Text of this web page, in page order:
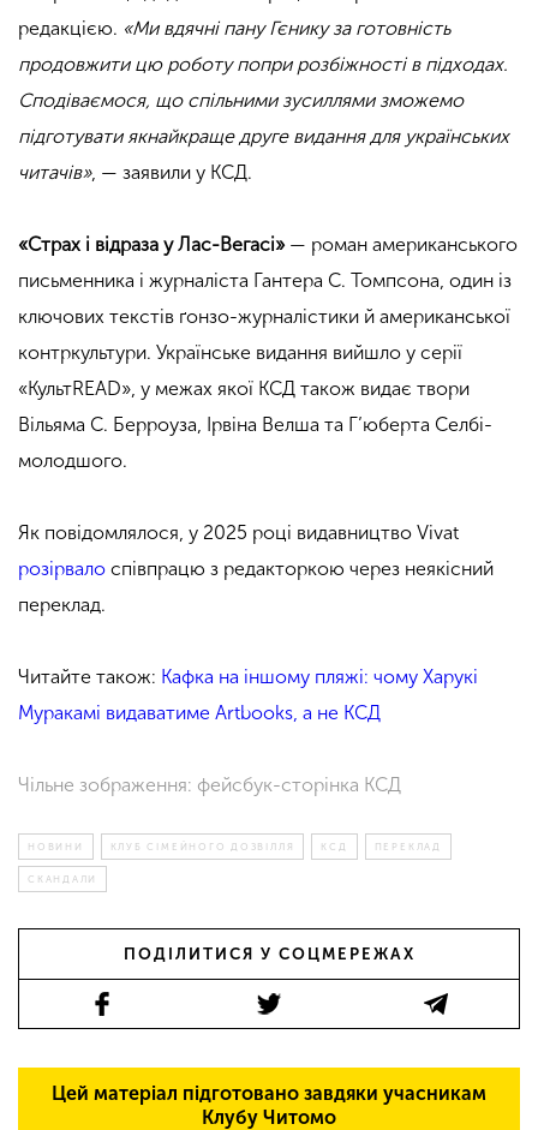
редакцією. «Ми вдячні пану Гєнику за готовність
продовжити цю роботу попри розбіжності в підходах.
Сподіваємося, що спільними зусиллями зможемо
підготувати якнайкраще друге видання для українських
читачів», — заявили у КСД.
«Страх і відраза у Лас-Вегасі»— роман американського
письменника і журналіста Гантера С. Томпсона, один із
ключових текстів ґонзо-журналістики й американської
контркультури. Українське видання вийшло у серії
«КультREAD», у межах якої КСД також видає твори
Вільяма С. Берроуза, Ірвіна Велша та Г’юберта Селбі-
молодшого.
Як повідомлялося, у 2025 році видавництво Vivat
розірвало співпрацю з редакторкою через неякісний
переклад.
Читайте також: Кафка на іншому пляжі: чому Харукі
Муракамі видаватиме Artbooks, а не КСД
Чільне зображення: фейсбук-сторінка КСД
НОВИНИ КЛУБ СІМЕЙНОГО ДОЗВІЛЛЯ КСД ПЕРЕКЛАД
СКАНДАЛИ
ПОДІЛИТИСЯ У СОЦМЕРЕЖАХ
Цей матеріал підготовано завдяки учасникам
Клубу Читомо